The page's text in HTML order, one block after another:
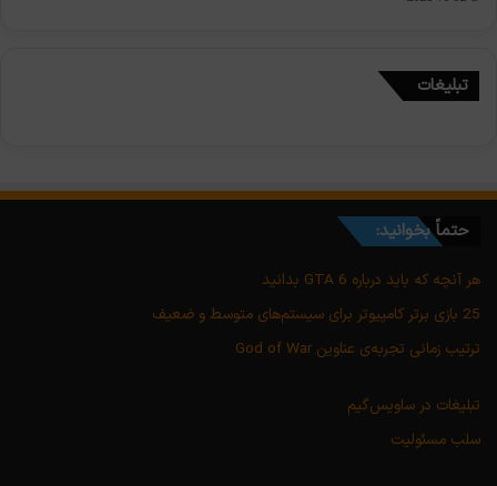
تبلیغات
حتماً بخوانید:
هر آنچه که باید درباره GTA 6 بدانید
25 بازی برتر کامپیوتر برای سیستم‌های متوسط و ضعیف
ترتیب زمانی تجربه‌ی عناوین God of War
تبلیغات در ساویس‌گیم
سلب مسئولیت